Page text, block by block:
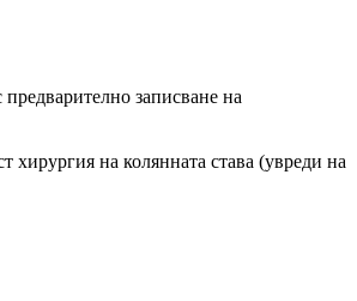
записване на
хирургия на колянната става (увреди на